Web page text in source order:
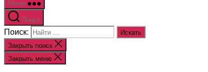
Меню
Поиск
Поиск:
Закрыть поиск
Закрыть меню